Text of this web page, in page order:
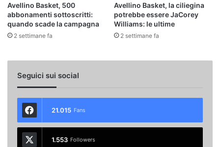
Avellino Basket, 500
abbonamenti sottoscritti:
quando scade la campagna
2 settimane fa
Avellino Basket, la ciliegina
potrebbe essere JaCorey
Williams: le ultime
2 settimane fa
Seguici sui social
21.015 Fans
1.553 Followers